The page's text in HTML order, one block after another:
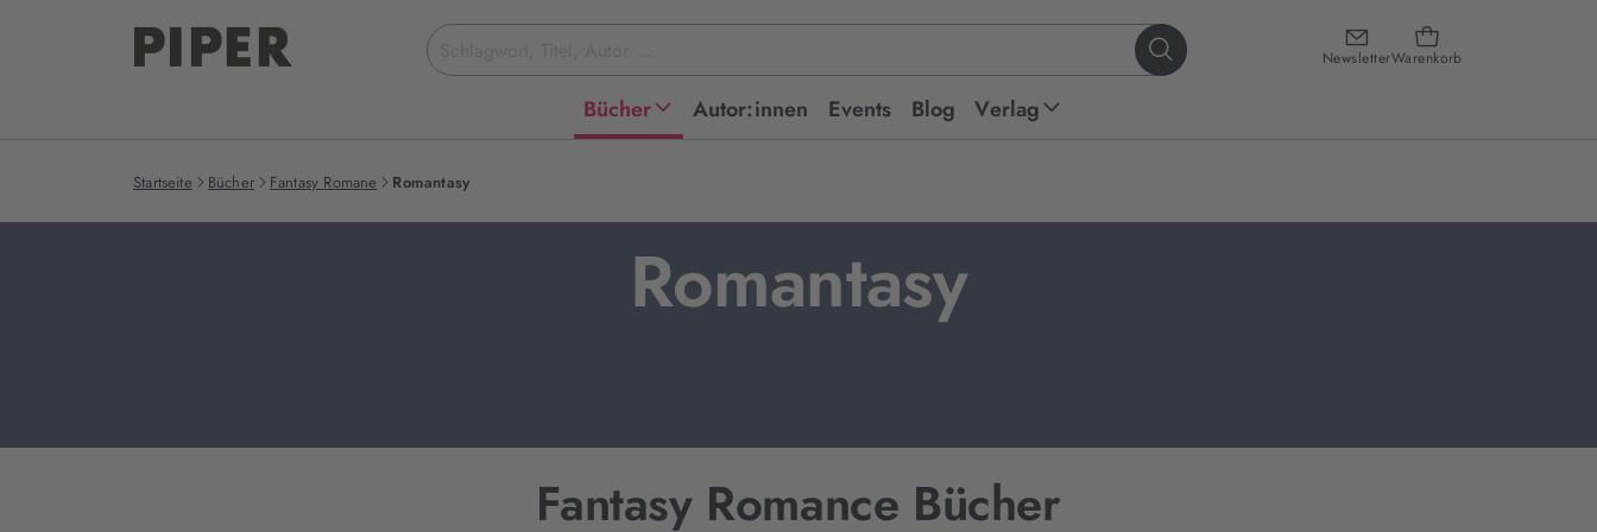
NewsletterWarenkorb
Suchbegriff
eingeben
Bücher Autor:innen Events Blog Verlag
Startseite Bücher Fantasy Romane Romantasy
Romantasy
Fantasy Romance Bücher